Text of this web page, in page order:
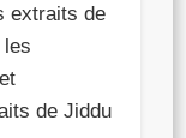
extraits de
les
de Jiddu